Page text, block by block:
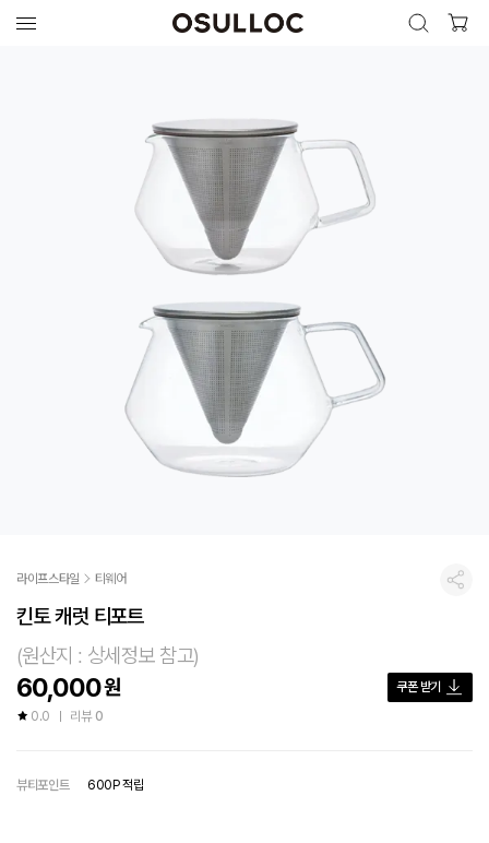
검색 열기
인기 검색어 최근 검색어
공유
라이프스타일 티웨어
킨토 캐럿 티포트
(원산지 : 상세정보 참고)
60,000원
쿠폰 받기
0.0
리뷰 0
뷰티포인트 600P 적립